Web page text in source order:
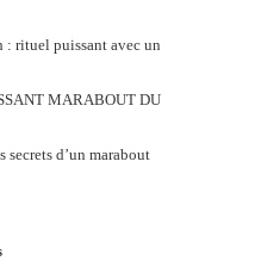
: rituel puissant avec un
MARABOUT DU
d’un marabout